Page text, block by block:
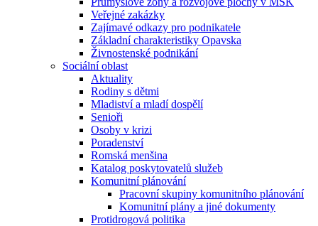
Veřejné zakázky
Zajímavé odkazy pro podnikatele
Základní charakteristiky Opavska
Živnostenské podnikání
Sociální oblast
Aktuality
Rodiny s dětmi
Mladiství a mladí dospělí
Senioři
Osoby v krizi
Poradenství
Romská menšina
Katalog poskytovatelů služeb
Komunitní plánování
Pracovní skupiny komunitního plánování
Komunitní plány a jiné dokumenty
Protidrogová politika